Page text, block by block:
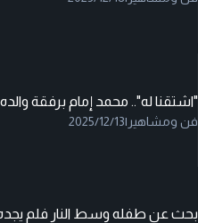
"اشتقنا له".. محمد إمام برفقة
فن ومشاهير |
2025/12/13
بحث عن طفله وسط النار فلم